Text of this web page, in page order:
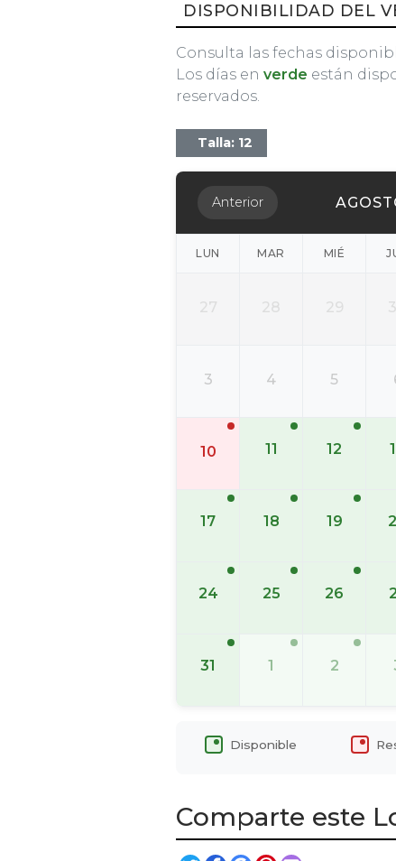
DISPONIBILIDAD DEL
Consulta las fechas
Los días en verde están
reservados.
Talla: 12
Anterior
LUN MAR MIÉ
27 28 29
3 4 5
10 11 12
17 18 19
24 25 26
31 1 2
Disponible
Comparte este